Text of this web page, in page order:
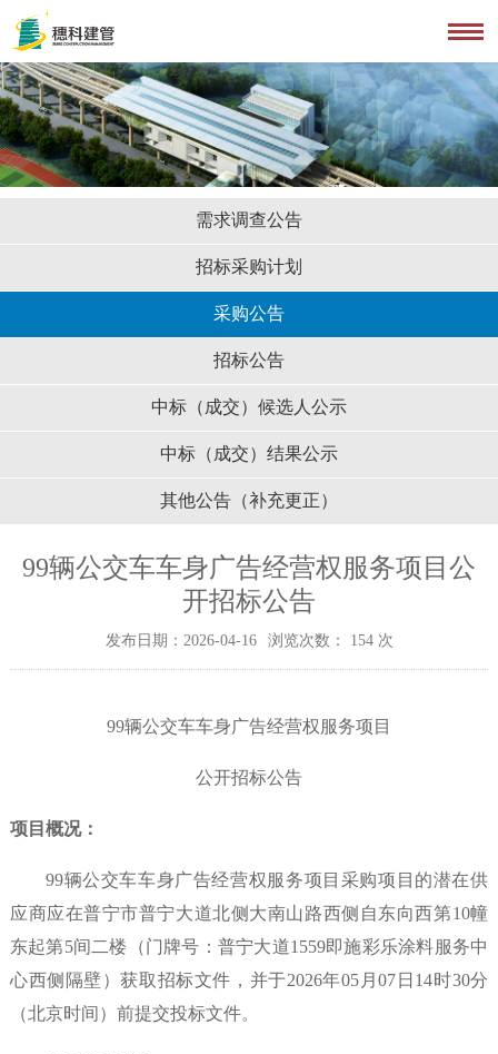
需求调查公告
招标采购计划
采购公告
招标公告
中标（成交）候选人公示
中标（成交）结果公示
其他公告（补充更正）
99辆公交车车身广告经营权服务项目公
开招标公告
发布日期：2026-04-16 浏览次数： 154次
99辆公交车车身广告经营权服务项目
公开招标公告
项目概况：
99辆公交车车身广告经营权服务项目采购项目 的潜在供
应商应在普宁市普宁大道北侧大南山路西侧自东向西第10幢
东起第5间二楼（门牌号：普宁大道1559即施彩乐涂料服务中
心西侧隔壁）获取招标文件 ，并于2026年05月07 日 14时30分
（北京时间）前提交投标文件。